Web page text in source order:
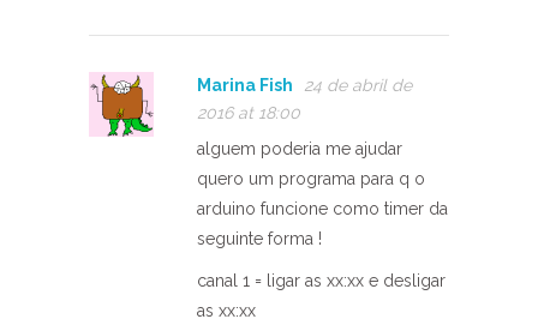
Marina Fish
24 de abril de
2016 at 18:00
alguem poderia me ajudar
quero um programa para q o
arduino funcione como timer da
seguinte forma !
canal 1 = ligar as xx:xx e desligar
as xx:xx